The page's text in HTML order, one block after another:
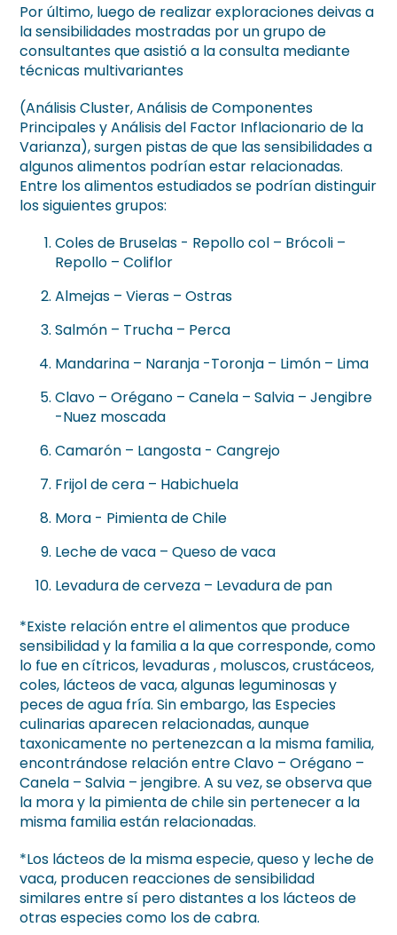
Por último, luego de realizar exploraciones deivas a
la sensibilidades mostradas por un grupo de
consultantes que asistió a la consulta mediante
técnicas multivariantes
(Análisis Cluster, Análisis de Componentes
Principales y Análisis del Factor Inflacionario de la
Varianza), surgen pistas de que las sensibilidades a
algunos alimentos podrían estar relacionadas.
Entre los alimentos estudiados se podrían distinguir
los siguientes grupos:
Coles de Bruselas - Repollo col – Brócoli –
Repollo – Coliflor
Almejas – Vieras – Ostras
Salmón – Trucha – Perca
Mandarina – Naranja -Toronja – Limón – Lima
Clavo – Orégano – Canela – Salvia – Jengibre
-Nuez moscada
Camarón – Langosta - Cangrejo
Frijol de cera – Habichuela
Mora - Pimienta de Chile
Leche de vaca – Queso de vaca
Levadura de cerveza – Levadura de pan
*Existe relación entre el alimentos que produce
sensibilidad y la familia a la que corresponde, como
lo fue en cítricos, levaduras , moluscos, crustáceos,
coles, lácteos de vaca, algunas leguminosas y
peces de agua fría. Sin embargo, las Especies
culinarias aparecen relacionadas, aunque
taxonicamente no pertenezcan a la misma familia,
encontrándose relación entre Clavo – Orégano –
Canela – Salvia – jengibre. A su vez, se observa que
la mora y la pimienta de chile sin pertenecer a la
misma familia están relacionadas.
*Los lácteos de la misma especie, queso y leche de
vaca, producen reacciones de sensibilidad
similares entre sí pero distantes a los lácteos de
otras especies como los de cabra.